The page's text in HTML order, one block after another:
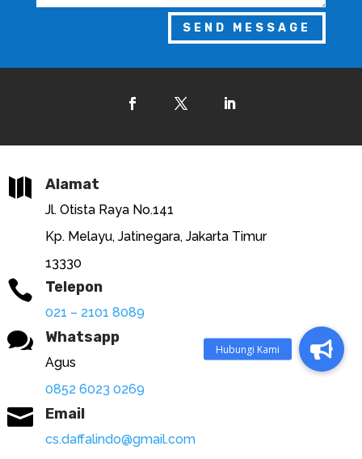
SEND MESSAGE
 Alamat
Jl. Otista Raya No.141
Kp. Melayu, Jatinegara, Jakarta Timur
13330
 Telepon
021 – 2101 8089
 Whatsapp
Agus
0852 6023 0269
 Email
cs.daffalindo@gmail.com